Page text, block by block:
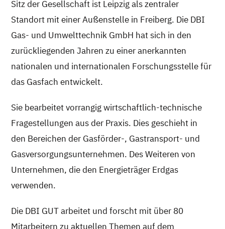
Sitz der Gesellschaft ist Leipzig als zentraler
Standort mit einer Außenstelle in Freiberg. Die DBI
Gas- und Umwelttechnik GmbH hat sich in den
zurückliegenden Jahren zu einer anerkannten
nationalen und internationalen Forschungsstelle für
das Gasfach entwickelt.
Sie bearbeitet vorrangig wirtschaftlich-technische
Fragestellungen aus der Praxis. Dies geschieht in
den Bereichen der Gasförder-, Gastransport- und
Gasversorgungsunternehmen. Des Weiteren von
Unternehmen, die den Energieträger Erdgas
verwenden.
Die DBI GUT arbeitet und forscht mit über 80
Mitarbeitern zu aktuellen Themen auf dem